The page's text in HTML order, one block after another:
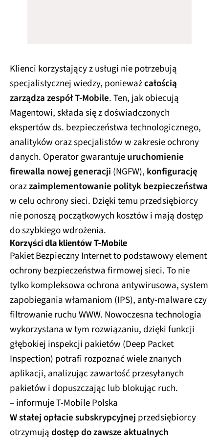
Klienci korzystający z usługi nie potrzebują
specjalistycznej wiedzy, ponieważcałością
zarządza zespół T‑Mobile. Ten, jak obiecują
Magentowi, składa się z doświadczonych
ekspertów ds. bezpieczeństwa technologicznego,
analityków oraz specjalistów w zakresie ochrony
danych. Operator gwarantujeuruchomienie
firewalla nowej generacji (NGFW), konfigurację
orazzaimplementowanie polityk bezpieczeństwa
w celu ochrony sieci. Dzięki temu przedsiębiorcy
nie ponoszą początkowych kosztów i mają dostęp
do szybkiego wdrożenia.
Korzyści dla klientów T‑Mobile
Pakiet Bezpieczny Internet to podstawowy element
ochrony bezpieczeństwa firmowej sieci. To nie
tylko kompleksowa ochrona antywirusowa, system
zapobiegania włamaniom (IPS), anty-malware czy
filtrowanie ruchu WWW. Nowoczesna technologia
wykorzystana w tym rozwiązaniu, dzięki funkcji
głębokiej inspekcji pakietów (Deep Packet
Inspection) potrafi rozpoznać wiele znanych
aplikacji, analizując zawartość przesyłanych
pakietów i dopuszczając lub blokując ruch.
– informuje T-Mobile Polska
W stałej opłacie subskrypcyjnej przedsiębiorcy
otrzymujądostęp do zawsze aktualnych